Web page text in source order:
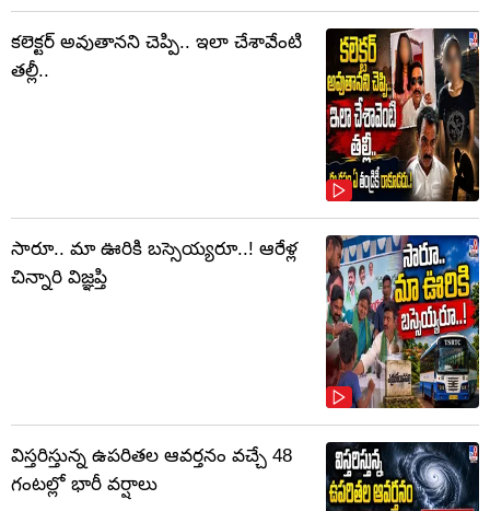
కలెక్టర్‌ అవుతానని చెప్పి.. ఇలా చేశావేంటి
తల్లీ..
సారూ.. మా ఊరికి బస్సెయ్యరూ..! ఆరేళ్ల
చిన్నారి విజ్ఞప్తి
విస్తరిస్తున్న ఉపరితల ఆవర్తనం వచ్చే 48
గంటల్లో భారీ వర్షాలు